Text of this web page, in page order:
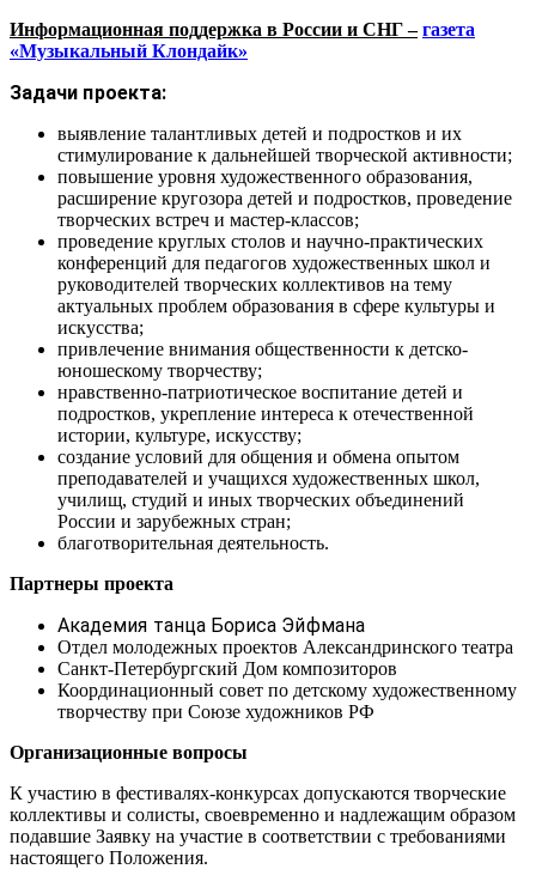
Информационная поддержка в России и СНГ – газета
«Музыкальный Клондайк»
Задачи проекта:
выявление талантливых детей и подростков и их
стимулирование к дальнейшей творческой активности;
повышение уровня художественного образования,
расширение кругозора детей и подростков, проведение
творческих встреч и мастер-классов;
проведение круглых столов и научно-практических
конференций для педагогов художественных школ и
руководителей творческих коллективов на тему
актуальных проблем образования в сфере культуры и
искусства;
привлечение внимания общественности к детско-
юношескому творчеству;
нравственно-патриотическое воспитание детей и
подростков, укрепление интереса к отечественной
истории, культуре, искусству;
создание условий для общения и обмена опытом
преподавателей и учащихся художественных школ,
училищ, студий и иных творческих объединений
России и зарубежных стран;
благотворительная деятельность.
Партнеры проекта
Академия танца Бориса Эйфмана
Отдел молодежных проектов Александринского театра
Санкт-Петербургский Дом композиторов
Координационный совет по детскому художественному
творчеству при Союзе художников РФ
Организационные вопросы
К участию в фестивалях-конкурсах допускаются творческие
коллективы и солисты, своевременно и надлежащим образом
подавшие Заявку на участие в соответствии с требованиями
настоящего Положения.